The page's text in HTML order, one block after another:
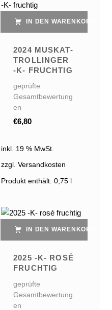
IN DEN WARENKORB
2024 MUSKAT-
TROLLINGER
-K- FRUCHTIG
geprüfte
Gesamtbewertung
en
€6,80
inkl. 19 % MwSt.
zzgl. Versandkosten
Produkt enthält: 0,75 l
IN DEN WARENKORB
2025 -K- ROSÉ
FRUCHTIG
geprüfte
Gesamtbewertung
en